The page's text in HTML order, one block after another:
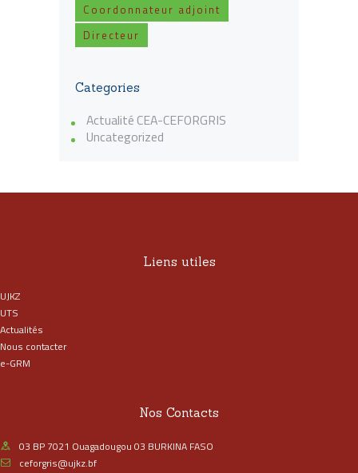
Coordonnateur adjoint
Directeur
Categories
Actualité CEA-CEFORGRIS
Uncategorized
Liens utiles
UJKZ
UTS
Actualités
Nous contacter
e-GRM
Nos Contacts
03 BP 7021 Ouagadougou 03 BURKINA FASO
ceforgris@ujkz.bf